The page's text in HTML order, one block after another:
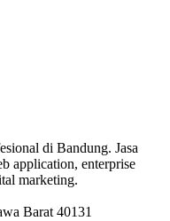
di Bandung. Jasa
application, enterprise
marketing.
Barat 40131